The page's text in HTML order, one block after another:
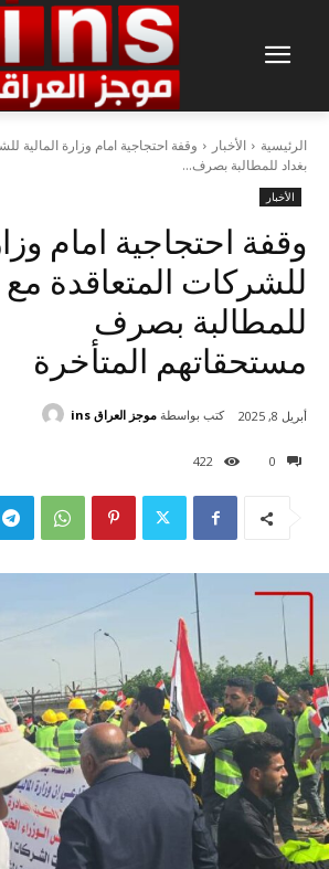
الرئيسية الأخبار
وقفة احتجاجية امام وزارة المالية
بغداد للمطالبة بصرف...
الأخبار
وقفة احتجاجية امام
للشركات المتعاقدة مع
للمطالبة بصرف
مستحقاتهم المتأخرة
0
422
أبريل 8, 2025 كتب بواسطة موجز العراق ins